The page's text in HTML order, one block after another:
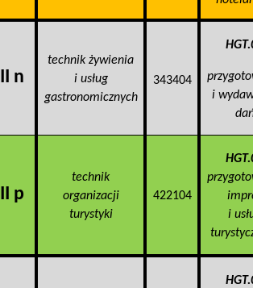
II n
technik żywienia
i usług
gastronomicznych
343404
i
II p
technik
organizacji
turystyki
422104
i